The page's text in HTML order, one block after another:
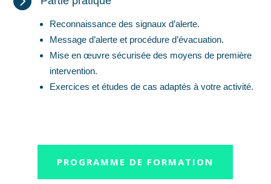
Reconnaissance des signaux d’alerte.
Message d’alerte et procédure d’évacuation.
Mise en œuvre sécurisée des moyens de première
intervention.
Exercices et études de cas adaptés à votre activité.
PROGRAMME DE FORMATION